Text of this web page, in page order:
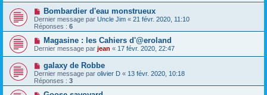
Bombardier d'eau monstrueux
Dernier message par Uncle Jim « 21 févr. 2020, 11:10
Réponses : 6
Magasine : les Cahiers d'@eroland
Dernier message par jean « 17 févr. 2020, 22:47
galaxy de Robbe
Dernier message par olivier D « 13 févr. 2020, 10:18
Réponses : 3